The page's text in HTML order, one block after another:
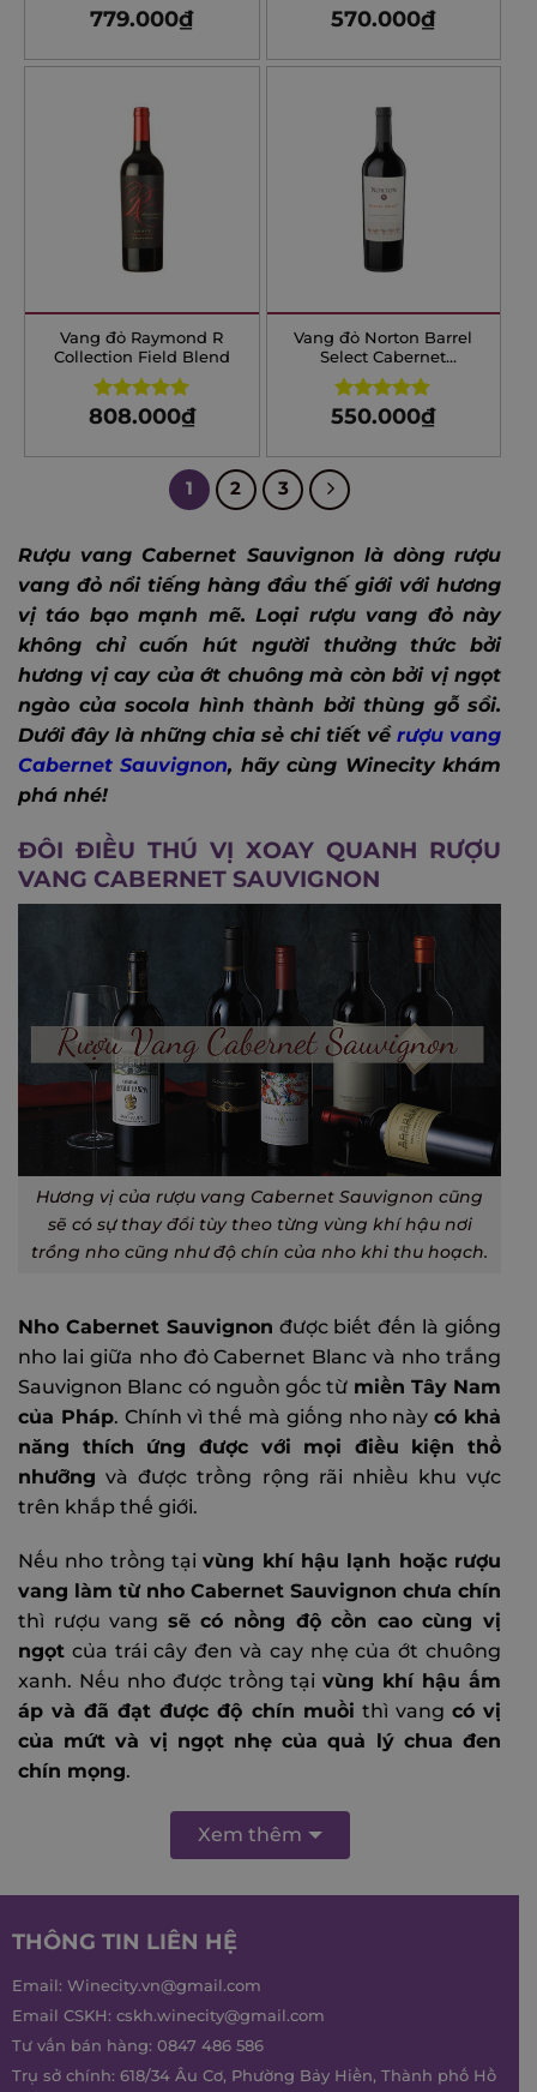
Rượu vang Cabernet Sauvignon là dòng rượu
vang đỏ nổi tiếng hàng đầu thế giới với hương
vị táo bạo mạnh mẽ. Loại rượu vang đỏ này
không chỉ cuốn hút người thưởng thức bởi
hương vị cay của ớt chuông mà còn bởi vị ngọt
ngào của socola hình thành bởi thùng gỗ sồi.
Dưới đây là những chia sẻ chi tiết về rượu vang
Cabernet Sauvignon, hãy cùng Winecity khám
phá nhé!
ĐÔI ĐIỀU THÚ VỊ XOAY QUANH RƯỢU
VANG CABERNET SAUVIGNON
Hương vị của rượu vang Cabernet Sauvignon cũng
sẽ có sự thay đổi tùy theo từng vùng khí hậu nơi
trồng nho cũng như độ chín của nho khi thu hoạch.
Nho Cabernet Sauvignon được biết đến là giống
nho lai giữa nho đỏ Cabernet Blanc và nho trắng
Sauvignon Blanc có nguồn gốc từ miền Tây Nam
của Pháp. Chính vì thế mà giống nho nàycó khả
năng thích ứng được với mọi điều kiện thổ
nhưỡng và được trồng rộng rãi nhiều khu vực
trên khắp thế giới.
Nếu nho trồng tạivùng khí hậu lạnh hoặc rượu
vang làm từ nho Cabernet Sauvignon chưa chín
thì rượu vang sẽ có nồng độ cồn cao cùng vị
ngọt của trái cây đen và cay nhẹ của ớt chuông
xanh. Nếu nho được trồng tạivùng khí hậu ấm
áp và đã đạt được độ chín muồi thì vang có vị
của mứt và vị ngọt nhẹ của quả lý chua đen
chín mọng.
Xem thêm
Rated5.00
779.000₫ 570.000₫
Vang đỏ Raymond R
Collection Field Blend
Rated5.00
808.000₫
Vang đỏ Norton Barrel
Select Cabernet
Sauvignon
Rated5.00
550.000₫
1 2 3
THÔNG TIN LIÊN HỆ
Email: Winecity.vn@gmail.com
Email CSKH: cskh.winecity@gmail.com
Tư vấn bán hàng: 0847 486 586
Trụ sở chính: 618/34 Âu Cơ, Phường Bảy Hiền, Thành phố Hồ